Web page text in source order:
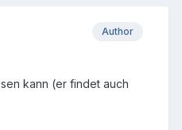
Author
kann (er findet auch